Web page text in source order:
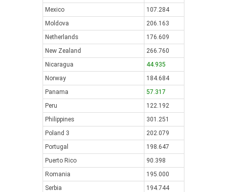
Mexico
107.284
Moldova
206.163
Netherlands
176.609
New Zealand
266.760
Nicaragua
44.935
Norway
184.684
Panama
57.317
Peru
122.192
Philippines
301.251
Poland 3
202.079
Portugal
198.647
Puerto Rico
90.398
Romania
195.000
Serbia
194.744